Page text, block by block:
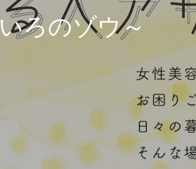
いろのゾウ～